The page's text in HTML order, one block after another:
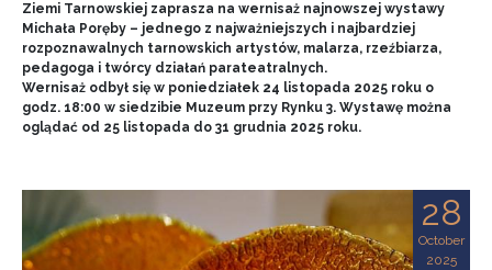
Ziemi Tarnowskiej zaprasza na wernisaż najnowszej wystawy
Michała Poręby – jednego z najważniejszych i najbardziej
rozpoznawalnych tarnowskich artystów, malarza, rzeźbiarza,
pedagoga i twórcy działań parateatralnych.
Wernisaż odbył się w poniedziałek 24 listopada 2025 roku o
godz. 18:00 w siedzibie Muzeum przy Rynku 3. Wystawę można
oglądać od 25 listopada do 31 grudnia 2025 roku.
28
October
2025